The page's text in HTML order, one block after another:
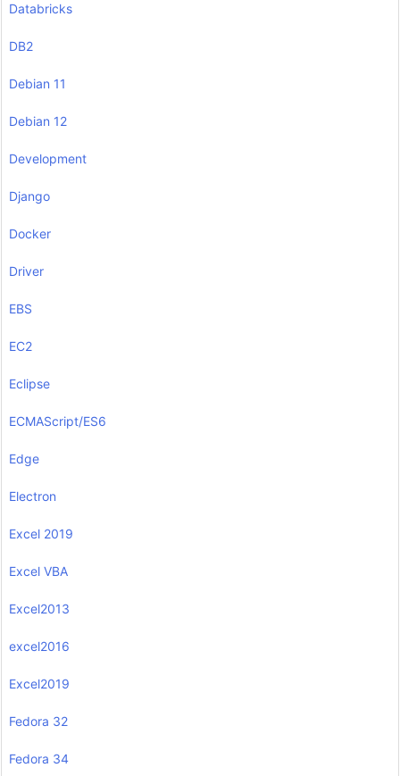
Databricks
DB2
Debian 11
Debian 12
Development
Django
Docker
Driver
EBS
EC2
Eclipse
ECMAScript/ES6
Edge
Electron
Excel 2019
Excel VBA
Excel2013
excel2016
Excel2019
Fedora 32
Fedora 34